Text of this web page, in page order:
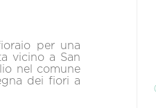
per una
vicino a San
nel comune
dei fiori a